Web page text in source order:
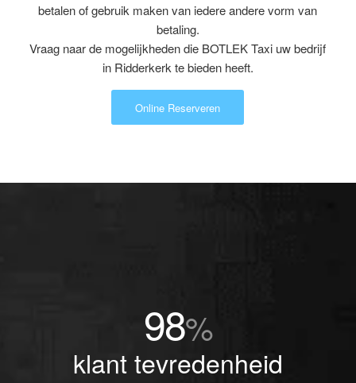
betalen of gebruik maken van iedere andere vorm van
betaling.
Vraag naar de mogelijkheden die BOTLEK Taxi uw bedrijf
in Ridderkerk te bieden heeft.
Online Reserveren
98%
klant tevredenheid